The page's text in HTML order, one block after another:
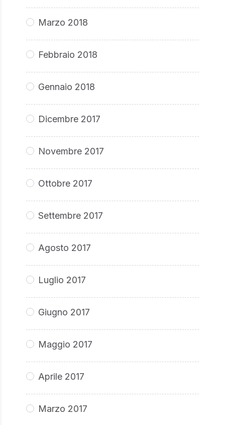
Marzo 2018
Febbraio 2018
Gennaio 2018
Dicembre 2017
Novembre 2017
Ottobre 2017
Settembre 2017
Agosto 2017
Luglio 2017
Giugno 2017
Maggio 2017
Aprile 2017
Marzo 2017